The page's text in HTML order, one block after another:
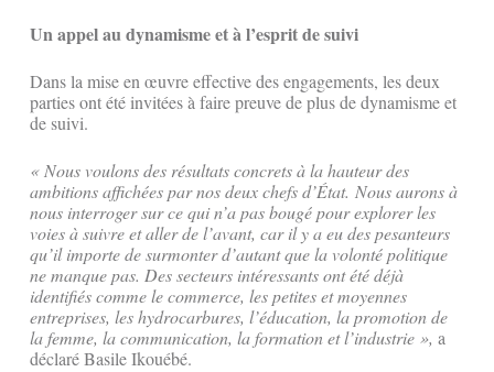
Un appel au dynamisme et à l’esprit de suivi
Dans la mise en œuvre effective des engagements, les deux
parties ont été invitées à faire preuve de plus de dynamisme et
de suivi.
« Nous voulons des résultats concrets à la hauteur des
ambitions affichées par nos deux chefs d’État. Nous aurons à
nous interroger sur ce qui n’a pas bougé pour explorer les
voies à suivre et aller de l’avant, car il y a eu des pesanteurs
qu’il importe de surmonter d’autant que la volonté politique
ne manque pas. Des secteurs intéressants ont été déjà
identifiés comme le commerce, les petites et moyennes
entreprises, les hydrocarbures, l’éducation, la promotion de
la femme, la communication, la formation et l’industrie », a
déclaré Basile Ikouébé.